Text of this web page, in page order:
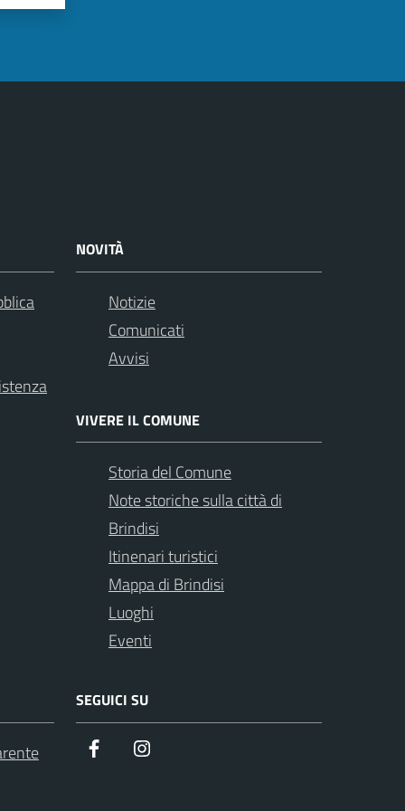
NOVITÀ
Notizie
Comunicati
Avvisi
VIVERE IL COMUNE
Storia del Comune
Note storiche sulla città di
Brindisi
Itinenari turistici
Mappa di Brindisi
Luoghi
Eventi
SEGUICI SU
Facebook